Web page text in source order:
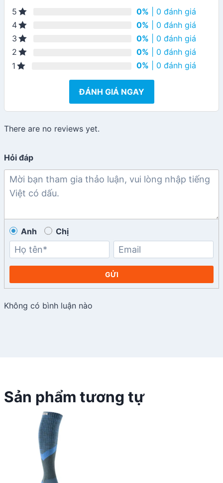
5 0% | 0 đánh giá
4
0% | 0 đánh giá
3
0% | 0 đánh giá
2
0% | 0 đánh giá
1
0% | 0 đánh giá
ĐÁNH GIÁ NGAY
There are no reviews yet.
Hỏi đáp
Anh Chị
GỬI
Không có bình luận nào
Sản phẩm tương tự